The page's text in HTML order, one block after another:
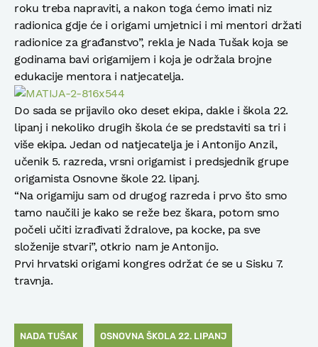
roku treba napraviti, a nakon toga ćemo imati niz
radionica gdje će i origami umjetnici i mi mentori držati
radionice za građanstvo”, rekla je Nada Tušak koja se
godinama bavi origamijem i koja je održala brojne
edukacije mentora i natjecatelja.
Do sada se prijavilo oko deset ekipa, dakle i škola 22.
lipanj i nekoliko drugih škola će se predstaviti sa tri i
više ekipa. Jedan od natjecatelja je i Antonijo Anzil,
učenik 5. razreda, vrsni origamist i predsjednik grupe
origamista Osnovne škole 22. lipanj.
“Na origamiju sam od drugog razreda i prvo što smo
tamo naučili je kako se reže bez škara, potom smo
počeli učiti izrađivati ždralove, pa kocke, pa sve
složenije stvari”, otkrio nam je Antonijo.
Prvi hrvatski origami kongres održat će se u Sisku 7.
travnja.
NADA TUŠAK OSNOVNA ŠKOLA 22. LIPANJ